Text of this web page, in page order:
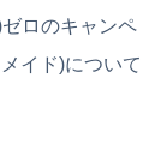
ロのキャンペ
イド)について